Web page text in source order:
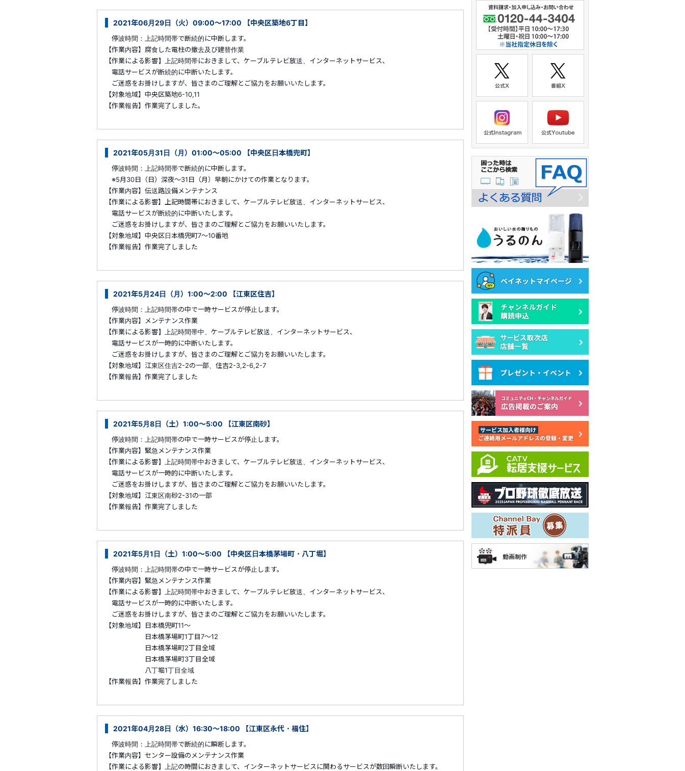
2021年06月29日（火）09:00～17:00 【中央区築地6丁目】
停波時間：上記時間帯で断続的に中断します。
【作業内容】腐食した電柱の撤去及び建替作業
【作業による影響】上記時間帯におきまして、ケーブルテレビ放送、インターネットサービス、
電話サービスが断続的に中断いたします。
ご迷惑をお掛けしますが、皆さまのご理解とご協力をお願いいたします。
【対象地域】中央区築地6-10,11
【作業報告】作業完了しました。
2021年05月31日（月）01:00～05:00 【中央区日本橋兜町】
停波時間：上記時間帯で断続的に中断します。
※5月30日（日）深夜～31日（月）早朝にかけての作業となります。
【作業内容】伝送路設備メンテナンス
【作業による影響】上記時間帯におきまして、ケーブルテレビ放送、インターネットサービス、
電話サービスが断続的に中断いたします。
ご迷惑をお掛けしますが、皆さまのご理解とご協力をお願いいたします。
【対象地域】中央区日本橋兜町7～10番地
【作業報告】作業完了しました
2021年5月24日（月）1:00～2:00 【江東区住吉】
停波時間：上記時間帯の中で一時サービスが停止します。
【作業内容】メンテナンス作業
【作業による影響】上記時間帯中、ケーブルテレビ放送、インターネットサービス、
電話サービスが一時的に中断いたします。
ご迷惑をお掛けしますが、皆さまのご理解とご協力をお願いいたします。
【対象地域】江東区住吉2-2の一部、住吉2-3,2-6,2-7
【作業報告】作業完了しました
2021年5月8日（土）1:00～5:00 【江東区南砂】
停波時間：上記時間帯の中で一時サービスが停止します。
【作業内容】緊急メンテナンス作業
【作業による影響】上記時間帯中おきまして、ケーブルテレビ放送、インターネットサービス、
電話サービスが一時的に中断いたします。
ご迷惑をお掛けしますが、皆さまのご理解とご協力をお願いいたします。
【対象地域】江東区南砂2-31の一部
【作業報告】作業完了しました
2021年5月1日（土）1:00～5:00 【中央区日本橋茅場町・八丁堀】
停波時間：上記時間帯の中で一時サービスが停止します。
【作業内容】緊急メンテナンス作業
【作業による影響】上記時間帯中おきまして、ケーブルテレビ放送、インターネットサービス、
電話サービスが一時的に中断いたします。
ご迷惑をお掛けしますが、皆さまのご理解とご協力をお願いいたします。
【対象地域】日本橋兜町11～
日本橋茅場町1丁目7～12
日本橋茅場町2丁目全域
日本橋茅場町3丁目全域
八丁堀1丁目全域
【作業報告】作業完了しました
2021年04月28日（水）16:30～18:00 【江東区永代・福住】
停波時間：上記時間帯で断続的に瞬断します。
【作業内容】センター設備のメンテナンス作業
【作業による影響】上記の時間におきまして、インターネットサービスに関わるサービスが数回瞬断いたします。